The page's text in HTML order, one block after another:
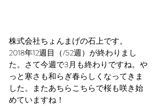
株式会社ちょんまげの石上です。
2018年12週目（/52週）が終わりまし
た。さて今週で3月も終わりですね。や
っと寒さも和らぎ春らしくなってきま
した。またあちらこちらで桜も咲き始
めていますね！